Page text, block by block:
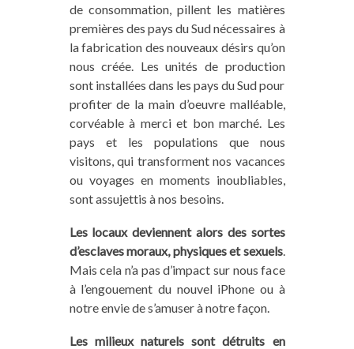
de consommation, pillent les matières
premières des pays du Sud nécessaires à
la fabrication des nouveaux désirs qu’on
nous créée. Les unités de production
sont installées dans les pays du Sud pour
profiter de la main d’oeuvre malléable,
corvéable à merci et bon marché. Les
pays et les populations que nous
visitons, qui transforment nos vacances
ou voyages en moments inoubliables,
sont assujettis à nos besoins.
Les locaux deviennent alors des sortes
d’esclaves moraux, physiques et sexuels.
Mais cela n’a pas d’impact sur nous face
à l’engouement du nouvel iPhone ou à
notre envie de s’amuser à notre façon.
Les milieux naturels sont détruits en